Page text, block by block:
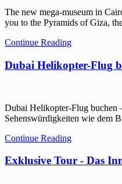
The new mega-museum in
you to the Pyramids of Giza,
Continue Reading
Dubai Helikopter-Flug
Dubai Helikopter-Flug buchen
Sehenswürdigkeiten wie dem
Continue Reading
Exklusive Tour - Das